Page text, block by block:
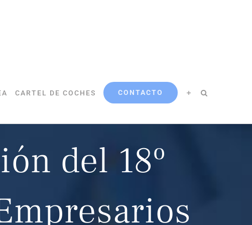
CARTEL DE COCHES CONTACTO
del 18º